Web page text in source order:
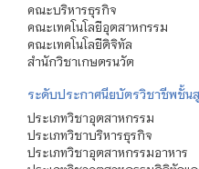
คณะบริหารธุรกิจ
คณะเทคโนโลยีอุตสาหกรรม
คณะเทคโนโลยีดิจิทัล
สำนักวิชาเกษตรนวัต
ระดับประกาศนียบัตรวิชาชีพชั้น
ประเภทวิชาอุตสาหกรรม
ประเภทวิชาบริหารธุรกิจ
ประเภทวิชาอุตสาหกรรมอาหาร